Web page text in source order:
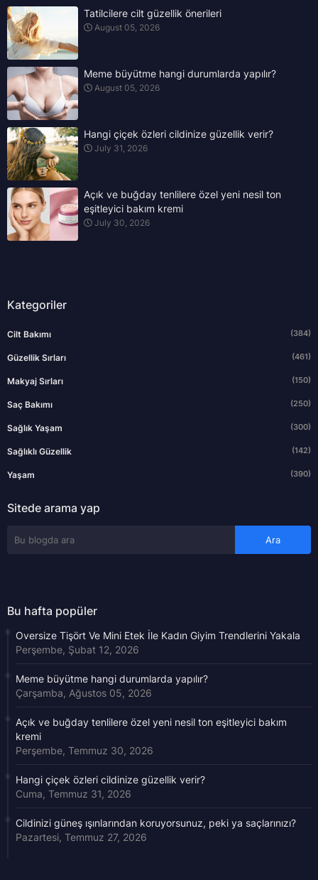
Tatilcilere cilt güzellik önerileri
August 05, 2026
Meme büyütme hangi durumlarda yapılır?
August 05, 2026
Hangi çiçek özleri cildinize güzellik verir?
July 31, 2026
Açık ve buğday tenlilere özel yeni nesil ton
eşitleyici bakım kremi
July 30, 2026
Kategoriler
Cilt Bakımı (384)
Güzellik Sırları (461)
Makyaj Sırları (150)
Saç Bakımı (250)
Sağlık Yaşam (300)
Sağlıklı Güzellik (142)
Yaşam (390)
Sitede arama yap
Bu hafta popüler
Oversize Tişört Ve Mini Etek İle Kadın Giyim Trendlerini Yakala
Perşembe, Şubat 12, 2026
Meme büyütme hangi durumlarda yapılır?
Çarşamba, Ağustos 05, 2026
Açık ve buğday tenlilere özel yeni nesil ton eşitleyici bakım
kremi
Perşembe, Temmuz 30, 2026
Hangi çiçek özleri cildinize güzellik verir?
Cuma, Temmuz 31, 2026
Cildinizi güneş ışınlarından koruyorsunuz, peki ya saçlarınızı?
Pazartesi, Temmuz 27, 2026